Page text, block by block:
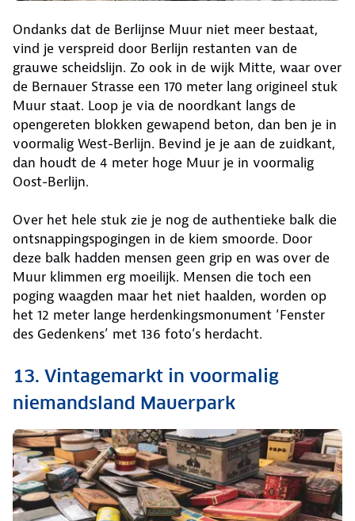
Ondanks dat de Berlijnse Muur niet meer bestaat,
vind je verspreid door Berlijn restanten van de
grauwe scheidslijn. Zo ook in de wijk Mitte, waar over
de Bernauer Strasse een 170 meter lang origineel stuk
Muur staat. Loop je via de noordkant langs de
opengereten blokken gewapend beton, dan ben je in
voormalig West-Berlijn. Bevind je je aan de zuidkant,
dan houdt de 4 meter hoge Muur je in voormalig
Oost-Berlijn.
Over het hele stuk zie je nog de authentieke balk die
ontsnappingspogingen in de kiem smoorde. Door
deze balk hadden mensen geen grip en was over de
Muur klimmen erg moeilijk. Mensen die toch een
poging waagden maar het niet haalden, worden op
het 12 meter lange herdenkingsmonument ‘Fenster
des Gedenkens’ met 136 foto’s herdacht.
13. Vintagemarkt in voormalig
niemandsland Mauerpark